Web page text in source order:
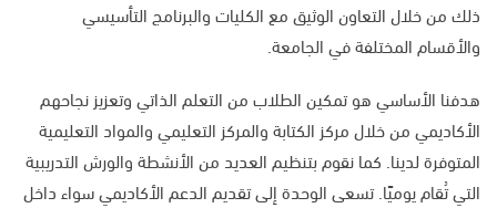
ذلك من خلال التعاون الوثيق مع الكليات والبرنامج التأسيسي
والأقسام المختلفة في الجامعة.
هدفنا الأساسي هو تمكين الطلاب من التعلم الذاتي وتعزيز نجاحهم
الأكاديمي من خلال مركز الكتابة والمركز التعليمي والمواد التعليمية
المتوفرة لدينا. كما نقوم بتنظيم العديد من الأنشطة والورش التدريبية
التي تُقام يوميًا. تسعى الوحدة إلى تقديم الدعم الأكاديمي سواء داخل